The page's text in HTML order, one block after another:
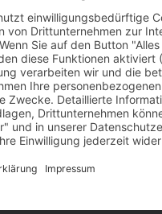
Services
Impressum